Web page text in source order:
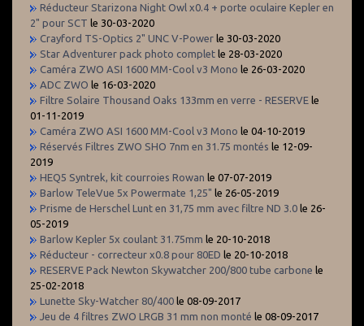
Réducteur Starizona Night Owl x0.4 + porte oculaire Kepler en
2" pour SCT le 30-03-2020
Crayford TS-Optics 2" UNC V-Power le 30-03-2020
Star Adventurer pack photo complet le 28-03-2020
Caméra ZWO ASI 1600 MM-Cool v3 Mono le 26-03-2020
ADC ZWO le 16-03-2020
Filtre Solaire Thousand Oaks 133mm en verre - RESERVE le
01-11-2019
Caméra ZWO ASI 1600 MM-Cool v3 Mono le 04-10-2019
Réservés Filtres ZWO SHO 7nm en 31.75 montés le 12-09-
2019
HEQ5 Syntrek, kit courroies Rowan le 07-07-2019
Barlow TeleVue 5x Powermate 1,25" le 26-05-2019
Prisme de Herschel Lunt en 31,75 mm avec filtre ND 3.0 le 26-
05-2019
Barlow Kepler 5x coulant 31.75mm le 20-10-2018
Réducteur - correcteur x0.8 pour 80ED le 20-10-2018
RESERVE Pack Newton Skywatcher 200/800 tube carbone le
25-02-2018
Lunette Sky-Watcher 80/400 le 08-09-2017
Jeu de 4 filtres ZWO LRGB 31 mm non monté le 08-09-2017